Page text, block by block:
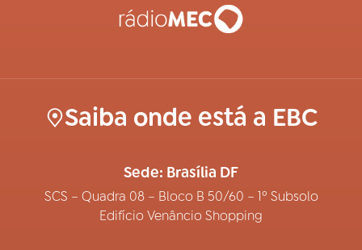
Saiba onde está a EBC
Sede: Brasília DF
SCS – Quadra 08 – Bloco B 50/60 – 1º Subsolo
Edifício Venâncio Shopping